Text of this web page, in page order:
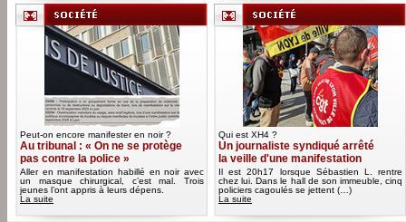
Peut-on encore manifester en noir ?
Au tribunal : « On ne se protège
pas contre la police »
Aller en manifestation habillé en noir avec
un masque chirurgical, c’est mal. Trois
jeunes l’ont appris à leurs dépens.
La suite
Qui est XH4 ?
Un journaliste syndiqué arrêté
la veille d'une manifestation
Il est 20h17 lorsque Sébastien L. rentre
chez lui. Dans le hall de son immeuble, cinq
policiers cagoulés se jettent (…)
La suite